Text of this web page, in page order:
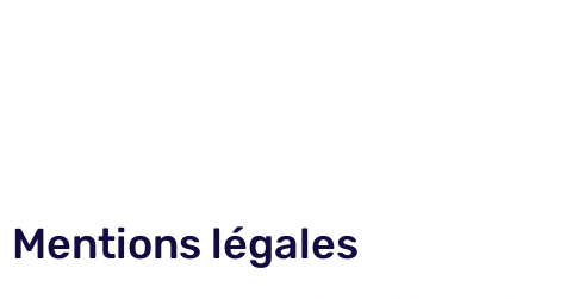
Mentions légales